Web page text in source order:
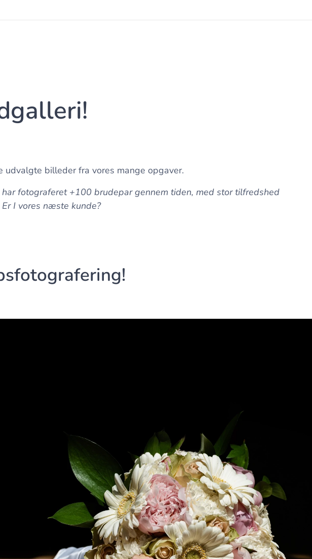
udvalgte billeder fra vores mange opgaver.
har fotograferet +100 brudepar gennem tiden, med stor tilfredshed
I vores næste kunde?